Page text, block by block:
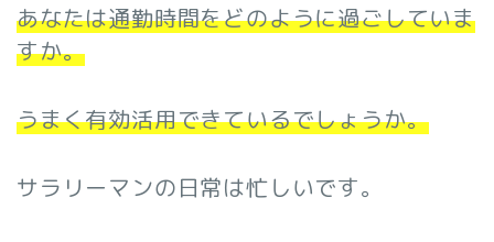
あなたは通勤時間をどのように過ごしていま
すか。
うまく有効活用できているでしょうか。
サラリーマンの日常は忙しいです。